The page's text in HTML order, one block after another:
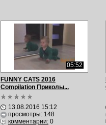
05:52
FUNNY CATS 2016
Compilation Приколы...
13.08.2016 15:12
просмотры: 148
комментарии:0